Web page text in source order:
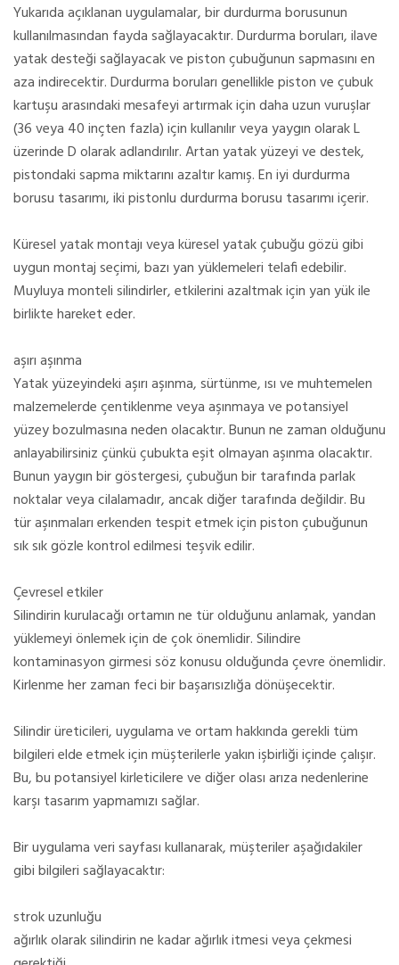
Yukarıda açıklanan uygulamalar, bir durdurma borusunun
kullanılmasından fayda sağlayacaktır. Durdurma boruları, ilave
yatak desteği sağlayacak ve piston çubuğunun sapmasını en
aza indirecektir. Durdurma boruları genellikle piston ve çubuk
kartuşu arasındaki mesafeyi artırmak için daha uzun vuruşlar
(36 veya 40 inçten fazla) için kullanılır veya yaygın olarak L
üzerinde D olarak adlandırılır. Artan yatak yüzeyi ve destek,
pistondaki sapma miktarını azaltır kamış. En iyi durdurma
borusu tasarımı, iki pistonlu durdurma borusu tasarımı içerir.
Küresel yatak montajı veya küresel yatak çubuğu gözü gibi
uygun montaj seçimi, bazı yan yüklemeleri telafi edebilir.
Muyluya monteli silindirler, etkilerini azaltmak için yan yük ile
birlikte hareket eder.
aşırı aşınma
Yatak yüzeyindeki aşırı aşınma, sürtünme, ısı ve muhtemelen
malzemelerde çentiklenme veya aşınmaya ve potansiyel
yüzey bozulmasına neden olacaktır. Bunun ne zaman olduğunu
anlayabilirsiniz çünkü çubukta eşit olmayan aşınma olacaktır.
Bunun yaygın bir göstergesi, çubuğun bir tarafında parlak
noktalar veya cilalamadır, ancak diğer tarafında değildir. Bu
tür aşınmaları erkenden tespit etmek için piston çubuğunun
sık sık gözle kontrol edilmesi teşvik edilir.
Çevresel etkiler
Silindirin kurulacağı ortamın ne tür olduğunu anlamak, yandan
yüklemeyi önlemek için de çok önemlidir. Silindire
kontaminasyon girmesi söz konusu olduğunda çevre önemlidir.
Kirlenme her zaman feci bir başarısızlığa dönüşecektir.
Silindir üreticileri, uygulama ve ortam hakkında gerekli tüm
bilgileri elde etmek için müşterilerle yakın işbirliği içinde çalışır.
Bu, bu potansiyel kirleticilere ve diğer olası arıza nedenlerine
karşı tasarım yapmamızı sağlar.
Bir uygulama veri sayfası kullanarak, müşteriler aşağıdakiler
gibi bilgileri sağlayacaktır:
strok uzunluğu
ağırlık olarak silindirin ne kadar ağırlık itmesi veya çekmesi